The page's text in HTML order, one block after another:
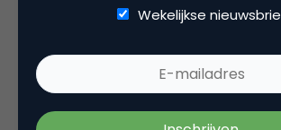
Categorie
Commerce
Wekelijkse